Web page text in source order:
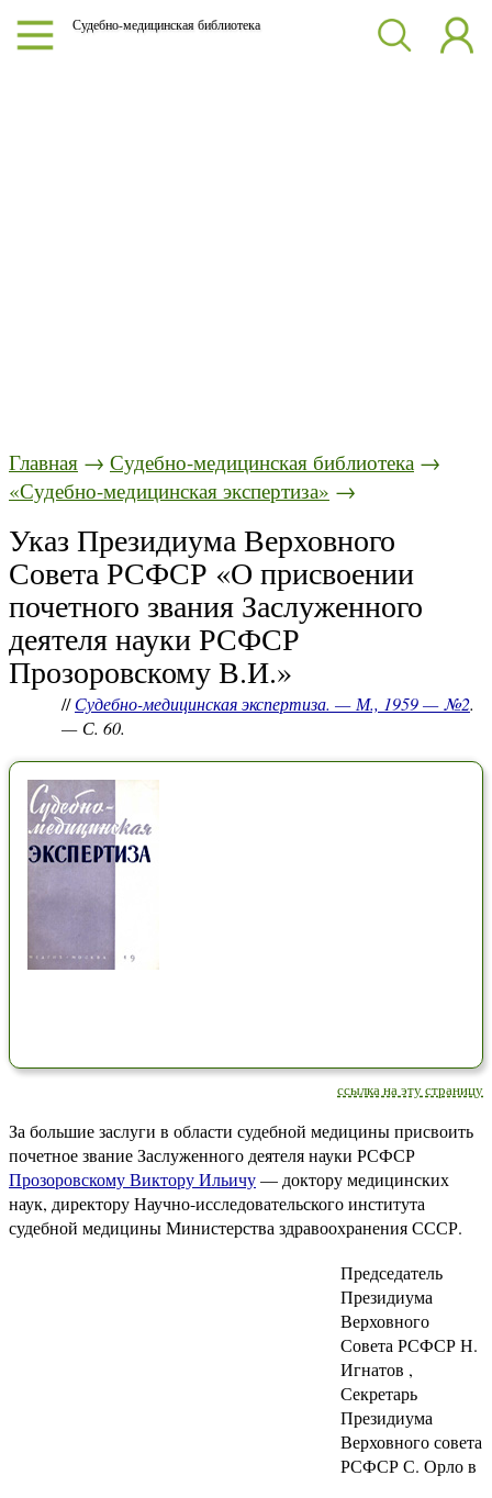
Судебно-медицинская библиотека
Главная → Судебно-медицинская библиотека →
«Судебно-медицинская экспертиза» →
Указ Президиума Верховного
Совета РСФСР «О присвоении
почетного звания Заслуженного
деятеля науки РСФСР
Прозоровскому В.И.»
//Судебно-медицинская экспертиза. — М., 1959 — №2.
— С. 60.
ссылка на эту страницу
За большие заслуги в области судебной медицины присвоить
почетное звание Заслуженного деятеля науки РСФСР
Прозоровскому Виктору Ильичу— доктору медицинских
наук, директору Научно-исследовательского института
судебной медицины Министерства здравоохранения СССР.
Председатель
Президиума
Верховного
Совета РСФСР Н.
Игнатов ,
Секретарь
Президиума
Верховного совета
РСФСР С. Орло в